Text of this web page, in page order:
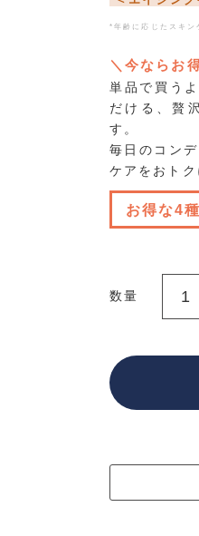
*年齢に応じたスキン
＼今ならお
単品で買う
だける、贅
す。
毎日のコン
ケアをおト
お得な4
数量